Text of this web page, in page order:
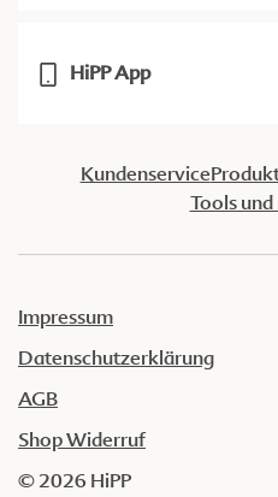
HiPP App
Kundenservice
Tools
Impressum
Datenschutzerklärung
AGB
Shop Widerruf
© 2026 HiPP